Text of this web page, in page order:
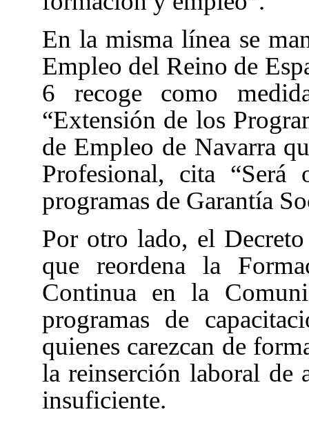
En la misma línea se
Empleo del Reino de
6 recoge como
“Extensión de los
de Empleo de Navarra
Profesional, cita
programas de Garantía
Por otro lado, el
que reordena la
Continua en la
programas de
quienes carezcan de
la reinserción laboral de
insuficiente.